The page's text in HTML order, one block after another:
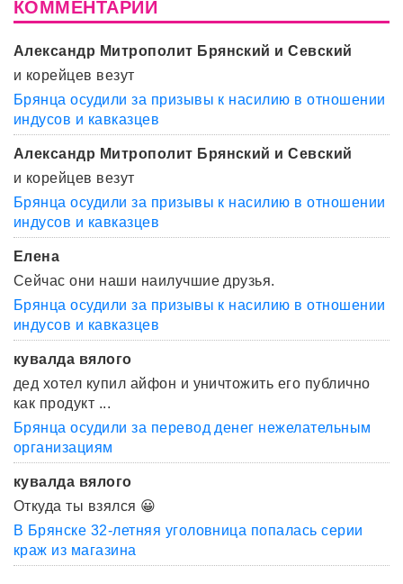
КОММЕНТАРИИ
Александр Митрополит Брянский и Севский
и корейцев везут
Брянца осудили за призывы к насилию в отношении
индусов и кавказцев
Александр Митрополит Брянский и Севский
и корейцев везут
Брянца осудили за призывы к насилию в отношении
индусов и кавказцев
Елена
Сейчас они наши наилучшие друзья.
Брянца осудили за призывы к насилию в отношении
индусов и кавказцев
кувалда вялого
дед хотел купил айфон и уничтожить его публично
как продукт ...
Брянца осудили за перевод денег нежелательным
организациям
кувалда вялого
Откуда ты взялся 😀
В Брянске 32-летняя уголовница попалась серии
краж из магазина